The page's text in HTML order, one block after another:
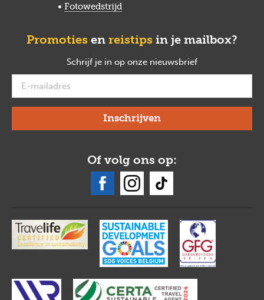
Fotowedstrijd
Promoties en reistips in je mailbox?
Schrijf je in op onze nieuwsbrief
Of volg ons op: